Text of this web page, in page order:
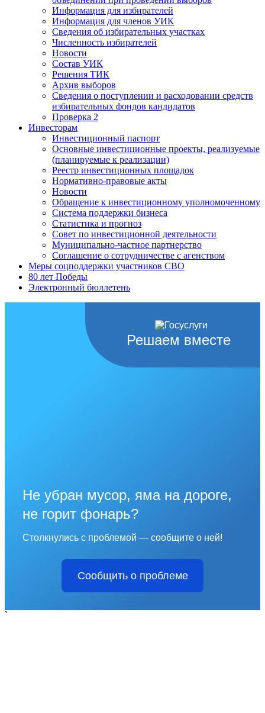
Информация для избирателей
Информация для членов УИК
Сведения об избирательных участках
Численность избирателей
Новости
Состав УИК
Решения ТИК
Архив выборов
Сведения о поступлении и расходовании средств
избирательных фондов кандидатов
Проверка 2
Инвесторам
Инвестиционный паспорт
Основные инвестиционные проекты, реализуемые
(планируемые к реализации)
Реестр инвестиционных площадок
Нормативно-правовые акты
Новости
Обращение к инвестиционному уполномоченному
Система поддержки бизнеса
Статистика и прогноз
Совет по инвестиционной деятельности
Муниципально-частное партнерство
Соглашение о сотрудничестве с агенством
Меры соцподдержки участников СВО
80 лет Победы
Электронный бюллетень
Решаем вместе
Не убран мусор, яма на дороге,
не горит фонарь?
Столкнулись с проблемой — сообщите о ней!
Сообщить о проблеме
`